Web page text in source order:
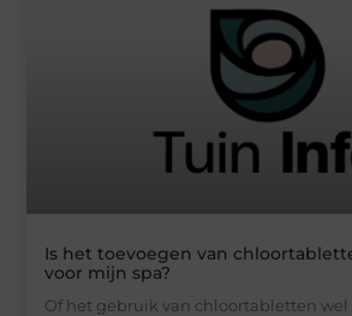
Is het toevoegen van
voor mijn spa?
Of het gebruik van chloortabletten wel